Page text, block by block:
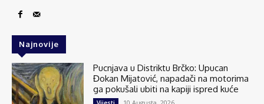
Najnovije
Pucnjava u Distriktu Brčko: Upucan
Đokan Mijatović, napadači na motorima
ga pokušali ubiti na kapiji ispred kuće